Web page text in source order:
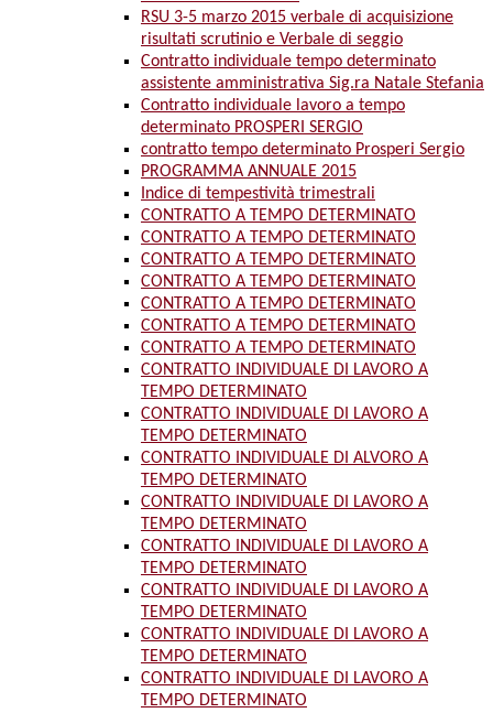
RSU 3-5 marzo 2015 verbale di acquisizione
risultati scrutinio e Verbale di seggio
Contratto individuale tempo determinato
assistente amministrativa Sig.ra Natale Stefania
Contratto individuale lavoro a tempo
determinato PROSPERI SERGIO
contratto tempo determinato Prosperi Sergio
PROGRAMMA ANNUALE 2015
Indice di tempestività trimestrali
CONTRATTO A TEMPO DETERMINATO
CONTRATTO A TEMPO DETERMINATO
CONTRATTO A TEMPO DETERMINATO
CONTRATTO A TEMPO DETERMINATO
CONTRATTO A TEMPO DETERMINATO
CONTRATTO A TEMPO DETERMINATO
CONTRATTO A TEMPO DETERMINATO
CONTRATTO INDIVIDUALE DI LAVORO A
TEMPO DETERMINATO
CONTRATTO INDIVIDUALE DI LAVORO A
TEMPO DETERMINATO
CONTRATTO INDIVIDUALE DI ALVORO A
TEMPO DETERMINATO
CONTRATTO INDIVIDUALE DI LAVORO A
TEMPO DETERMINATO
CONTRATTO INDIVIDUALE DI LAVORO A
TEMPO DETERMINATO
CONTRATTO INDIVIDUALE DI LAVORO A
TEMPO DETERMINATO
CONTRATTO INDIVIDUALE DI LAVORO A
TEMPO DETERMINATO
CONTRATTO INDIVIDUALE DI LAVORO A
TEMPO DETERMINATO